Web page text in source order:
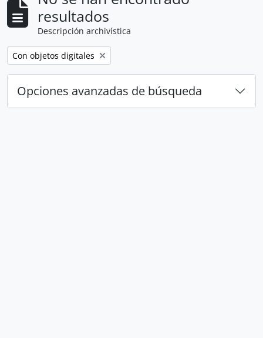
resultados
Descripción archivística
Remove filter:
Con objetos digitales
Opciones avanzadas de búsqueda